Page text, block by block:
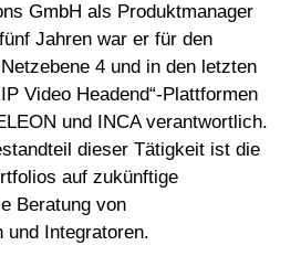
GmbH als Produktmanager
Jahren war er für den
4 und in den letzten
Video Headend“-Plattformen
und INCA verantwortlich.
dieser Tätigkeit ist die
auf zukünftige
Beratung von
und Integratoren.